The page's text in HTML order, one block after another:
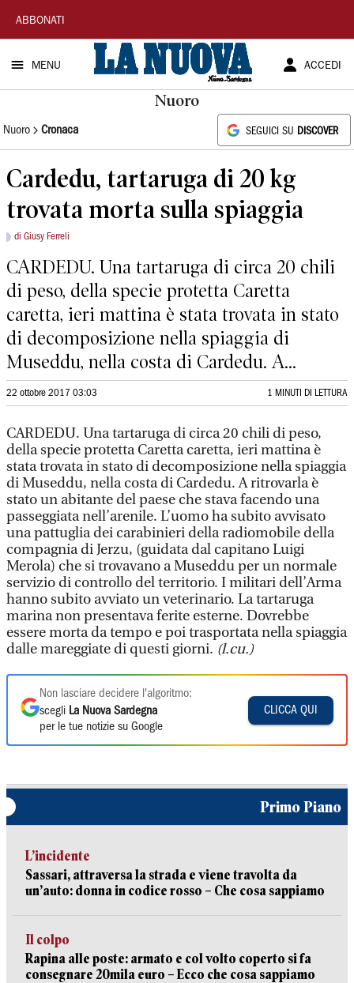
La
Nuova
Sardegna
ABBONATI
MENU ACCEDI
Nuoro
Nuoro Cronaca SEGUICI SU DISCOVER
Cardedu, tartaruga di 20 kg
trovata morta sulla spiaggia
di Giusy Ferreli
CARDEDU. Una tartaruga di circa 20 chili
di peso, della specie protetta Caretta
caretta, ieri mattina è stata trovata in stato
di decomposizione nella spiaggia di
Museddu, nella costa di Cardedu. A...
22 ottobre 2017 03:03 1 MINUTI DI LETTURA
CARDEDU. Una tartaruga di circa 20 chili di peso,
della specie protetta Caretta caretta, ieri mattina è
stata trovata in stato di decomposizione nella spiaggia
di Museddu, nella costa di Cardedu. A ritrovarla è
stato un abitante del paese che stava facendo una
passeggiata nell’arenile. L’uomo ha subito avvisato
una pattuglia dei carabinieri della radiomobile della
compagnia di Jerzu, (guidata dal capitano Luigi
Merola) che si trovavano a Museddu per un normale
servizio di controllo del territorio. I militari dell’Arma
hanno subito avviato un veterinario. La tartaruga
marina non presentava ferite esterne. Dovrebbe
essere morta da tempo e poi trasportata nella spiaggia
dalle mareggiate di questi giorni. (l.cu.)
Non lasciare decidere l'algoritmo:
scegli La Nuova Sardegna
per le tue notizie su Google
CLICCA QUI
Primo Piano
L’incidente
Sassari, attraversa la strada e viene travolta da
un’auto: donna in codice rosso – Che cosa sappiamo
Il colpo
Rapina alle poste: armato e col volto coperto si fa
consegnare 20mila euro – Ecco che cosa sappiamo